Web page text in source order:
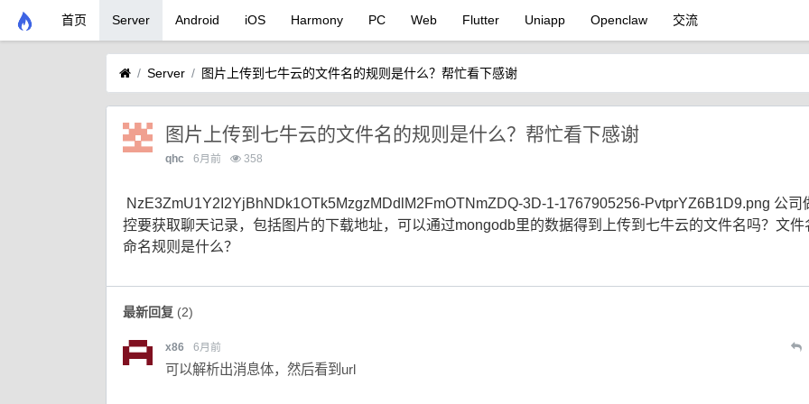
首页 Server Android iOS Harmony PC Web Flutter Uniapp Openclaw 交流
Server 图片上传到七牛云的文件名的规则是什么？帮忙看下感谢
图片上传到七牛云的文件名的规则是什么？帮忙看下感谢
qhc 6月前 358
NzE3ZmU1Y2I2YjBhNDk1OTk5MzgzMDdlM2FmOTNmZDQ-3D-1-1767905256-PvtprYZ6B1D9.png 公司
控要获取聊天记录，包括图片的下载地址，可以通过mongodb里的数据得到上传到七牛云的文件名吗？文件
命名规则是什么？
最新回复(2)
x86 6月前
可以解析出消息体，然后看到url